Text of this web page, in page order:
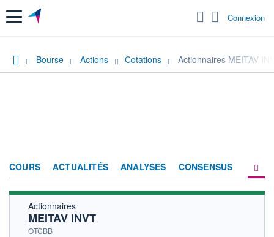
Menu Connexion
Bourse Actions Cotations Actionnaires MEITAV
COURS ACTUALITÉS ANALYSES CONSENSUS
Actionnaires
MEITAV INVT
OTCBB